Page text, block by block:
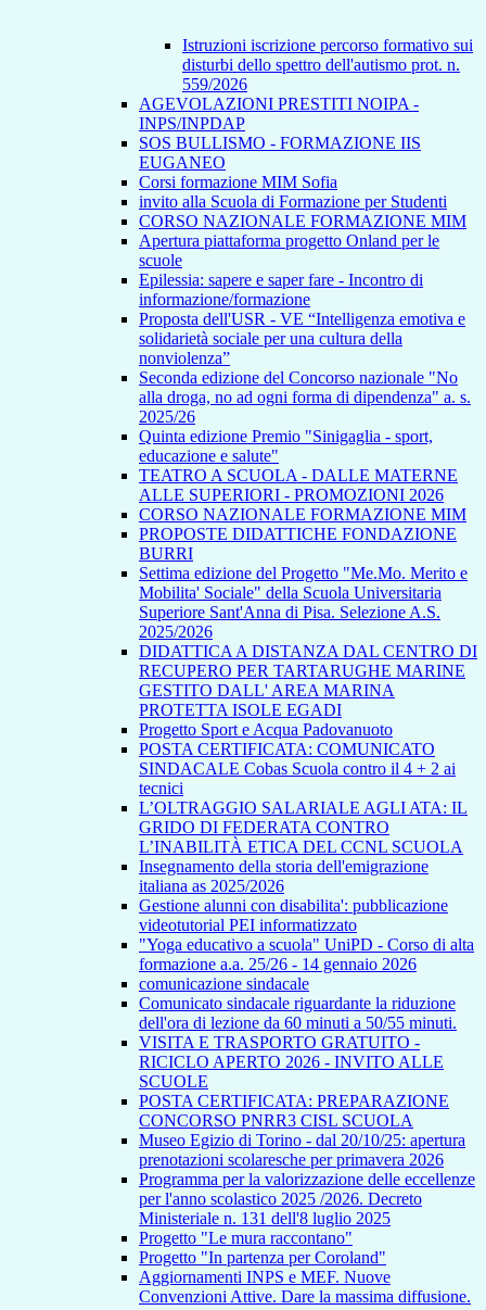
Istruzioni iscrizione percorso formativo sui
disturbi dello spettro dell'autismo prot. n.
559/2026
AGEVOLAZIONI PRESTITI NOIPA -
INPS/INPDAP
SOS BULLISMO - FORMAZIONE IIS
EUGANEO
Corsi formazione MIM Sofia
invito alla Scuola di Formazione per Studenti
CORSO NAZIONALE FORMAZIONE MIM
Apertura piattaforma progetto Onland per le
scuole
Epilessia: sapere e saper fare - Incontro di
informazione/formazione
Proposta dell'USR - VE “Intelligenza emotiva e
solidarietà sociale per una cultura della
nonviolenza”
Seconda edizione del Concorso nazionale "No
alla droga, no ad ogni forma di dipendenza" a. s.
2025/26
Quinta edizione Premio "Sinigaglia - sport,
educazione e salute"
TEATRO A SCUOLA - DALLE MATERNE
ALLE SUPERIORI - PROMOZIONI 2026
CORSO NAZIONALE FORMAZIONE MIM
PROPOSTE DIDATTICHE FONDAZIONE
BURRI
Settima edizione del Progetto "Me.Mo. Merito e
Mobilita' Sociale" della Scuola Universitaria
Superiore Sant'Anna di Pisa. Selezione A.S.
2025/2026
DIDATTICA A DISTANZA DAL CENTRO DI
RECUPERO PER TARTARUGHE MARINE
GESTITO DALL' AREA MARINA
PROTETTA ISOLE EGADI
Progetto Sport e Acqua Padovanuoto
POSTA CERTIFICATA: COMUNICATO
SINDACALE Cobas Scuola contro il 4 + 2 ai
tecnici
L’OLTRAGGIO SALARIALE AGLI ATA: IL
GRIDO DI FEDERATA CONTRO
L’INABILITÀ ETICA DEL CCNL SCUOLA
Insegnamento della storia dell'emigrazione
italiana as 2025/2026
Gestione alunni con disabilita': pubblicazione
videotutorial PEI informatizzato
"Yoga educativo a scuola" UniPD - Corso di alta
formazione a.a. 25/26 - 14 gennaio 2026
comunicazione sindacale
Comunicato sindacale riguardante la riduzione
dell'ora di lezione da 60 minuti a 50/55 minuti.
VISITA E TRASPORTO GRATUITO -
RICICLO APERTO 2026 - INVITO ALLE
SCUOLE
POSTA CERTIFICATA: PREPARAZIONE
CONCORSO PNRR3 CISL SCUOLA
Museo Egizio di Torino - dal 20/10/25: apertura
prenotazioni scolaresche per primavera 2026
Programma per la valorizzazione delle eccellenze
per l'anno scolastico 2025 /2026. Decreto
Ministeriale n. 131 dell'8 luglio 2025
Progetto "Le mura raccontano"
Progetto "In partenza per Coroland"
Aggiornamenti INPS e MEF. Nuove
Convenzioni Attive. Dare la massima diffusione.